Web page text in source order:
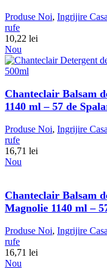
Produse Noi, Ingrijire Casa
rufe
10,22 lei
Nou
Chanteclair Balsam
1140 ml – 57 de
Produse Noi, Ingrijire Casa
rufe
16,71 lei
Nou
Chanteclair Balsam
Magnolie 1140 ml –
Produse Noi, Ingrijire Casa
rufe
16,71 lei
Nou